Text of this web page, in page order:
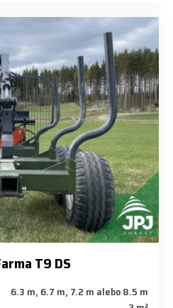
T9 DS
6.3 m, 6.7 m, 7.2 m alebo 8.5 m